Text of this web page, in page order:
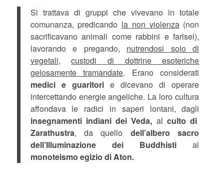
Si trattava di gruppi che vivevano in totale
comunanza, predicando la non violenza(non
sacrificavano animali come rabbini e farisei),
lavorando e pregando, nutrendosi solo di
vegetali,custodi di dottrine esoteriche
gelosamente tramandate. Erano considerati
medici e guaritorie dicevano di operare
intercettando energie angeliche. La loro cultura
affondava le radici in saperi lontani, dagli
insegnamenti indiani dei Veda, al culto di
Zarathustra, da quello dell’albero sacro
dell’Illuminazione dei Buddhisti al
monoteismo egizio di Aton.